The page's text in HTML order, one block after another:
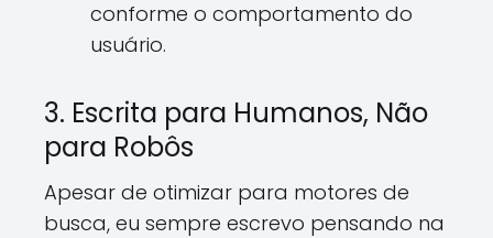
conforme o comportamento do
usuário.
3. Escrita para Humanos, Não
para Robôs
Apesar de otimizar para motores de
busca, eu sempre escrevo pensando na